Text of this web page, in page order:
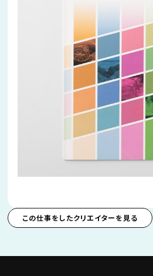
この仕事をしたクリエイターを見る